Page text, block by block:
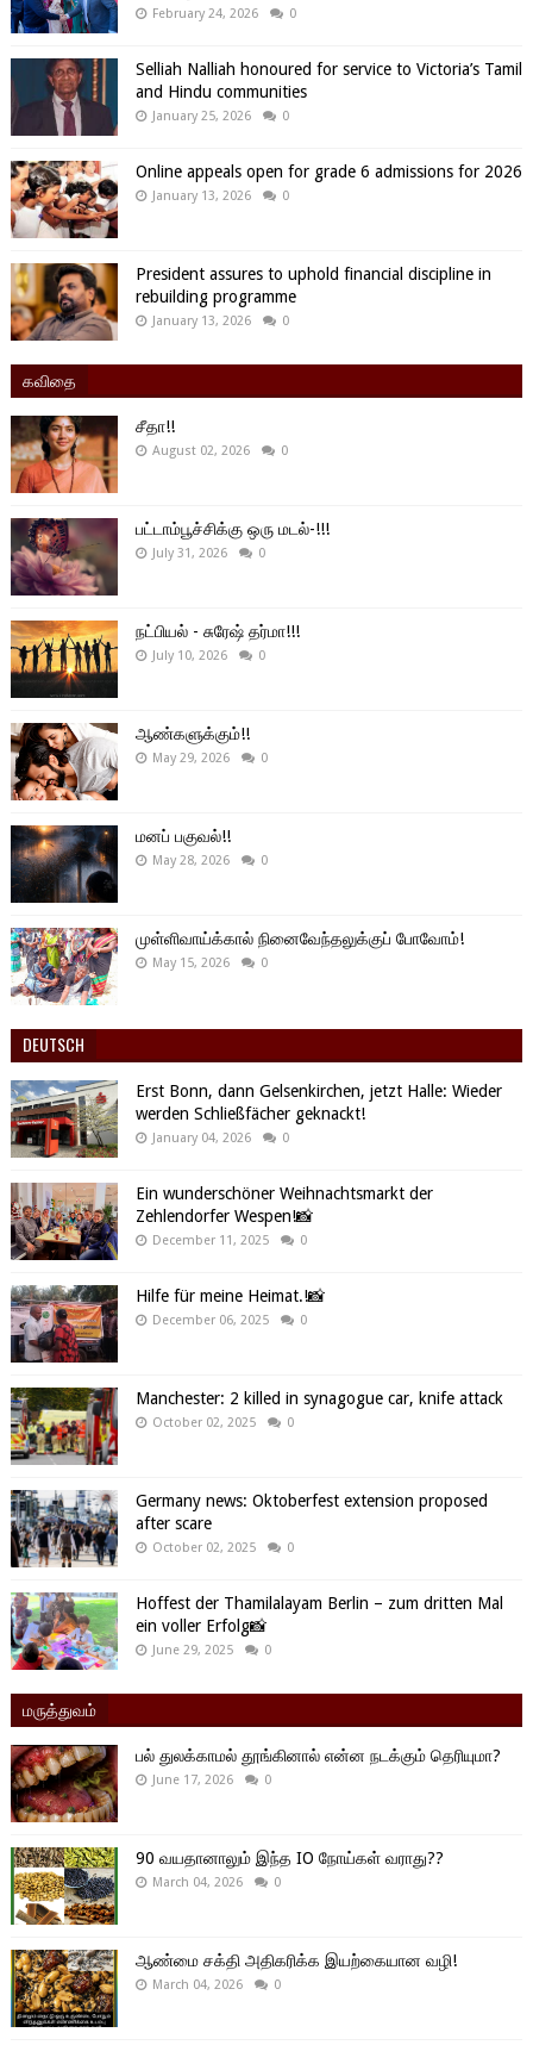
February 24, 2026 0
Selliah Nalliah honoured for service to Victoria’s Tamil
and Hindu communities
January 25, 2026 0
Online appeals open for grade 6 admissions for 2026
January 13, 2026 0
President assures to uphold financial discipline in
rebuilding programme
January 13, 2026 0
கவிதை
சீதா!!
August 02, 2026 0
பட்டாம்பூச்சிக்கு ஒரு மடல்-!!!
July 31, 2026 0
நட்பியல் - சுரேஷ் தர்மா!!!
July 10, 2026 0
ஆண்களுக்கும்!!
May 29, 2026 0
மனப் பகுவல்!!
May 28, 2026 0
முள்ளிவாய்க்கால் நினைவேந்தலுக்குப் போவோம்!
May 15, 2026 0
DEUTSCH
Erst Bonn, dann Gelsenkirchen, jetzt Halle: Wieder
werden Schließfächer geknackt!
January 04, 2026 0
Ein wunderschöner Weihnachtsmarkt der
Zehlendorfer Wespen!📸
December 11, 2025 0
Hilfe für meine Heimat.!📸
December 06, 2025 0
Manchester: 2 killed in synagogue car, knife attack
October 02, 2025 0
Germany news: Oktoberfest extension proposed
after scare
October 02, 2025 0
Hoffest der Thamilalayam Berlin – zum dritten Mal
ein voller Erfolg📸
June 29, 2025 0
மருத்துவம்
பல் துலக்காமல் தூங்கினால் என்ன நடக்கும் தெரியுமா?
June 17, 2026 0
90 வயதானாலும் இந்த IO நோய்கள் வராது??
March 04, 2026 0
ஆண்மை சக்தி அதிகரிக்க இயற்கையான வழி!
March 04, 2026 0